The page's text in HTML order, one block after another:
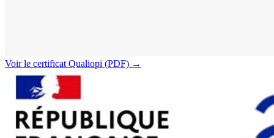
Voir le certificat Qualiopi (PDF) →